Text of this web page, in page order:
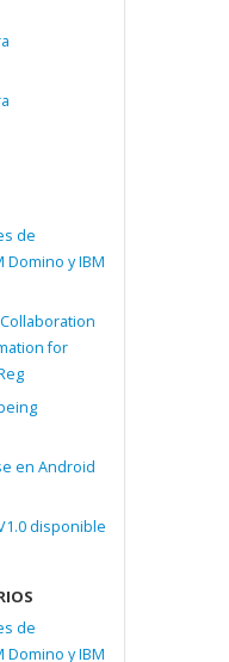
de
Domino y IBM
for
en Android
disponible
de
Domino y IBM